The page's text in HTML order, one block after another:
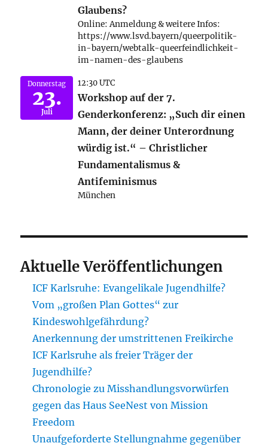
Glaubens?
Online: Anmeldung & weitere Infos:
https://www.lsvd.bayern/queerpolitik-
in-bayern/webtalk-queerfeindlichkeit-
im-namen-des-glaubens
Donnerstag
23.
Juli
12:30 UTC
Workshop auf der 7.
Genderkonferenz: „Such dir einen
Mann, der deiner Unterordnung
würdig ist.“ – Christlicher
Fundamentalismus &
Antifeminismus
München
Aktuelle Veröffentlichungen
ICF Karlsruhe: Evangelikale Jugendhilfe?
Vom „großen Plan Gottes“ zur
Kindeswohlgefährdung?
Anerkennung der umstrittenen Freikirche
ICF Karlsruhe als freier Träger der
Jugendhilfe?
Chronologie zu Misshandlungsvorwürfen
gegen das Haus SeeNest von Mission
Freedom
Unaufgeforderte Stellungnahme gegenüber